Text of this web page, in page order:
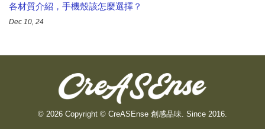
各材質介紹，手機殼該怎麼選擇？
Dec 10, 24
© 2026 Copyright © CreASEnse 創感品味. Since 2016.